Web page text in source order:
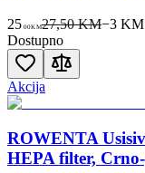
25 00KM27,50 KM−3KM
Dostupno
Akcija
ROWENTA
HEPA filter,